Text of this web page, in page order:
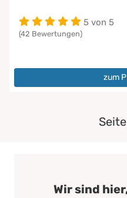
5 von 5
(42 Bewertungen)
zum
Wir sind